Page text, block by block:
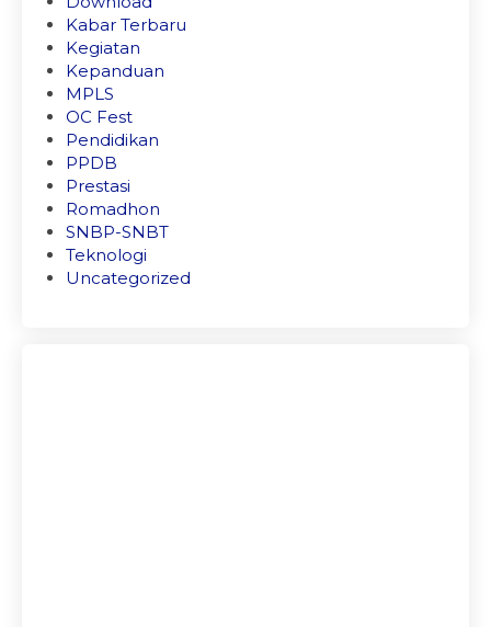
Kabar Terbaru
Kegiatan
Kepanduan
MPLS
OC Fest
Pendidikan
PPDB
Prestasi
Romadhon
SNBP-SNBT
Teknologi
Uncategorized